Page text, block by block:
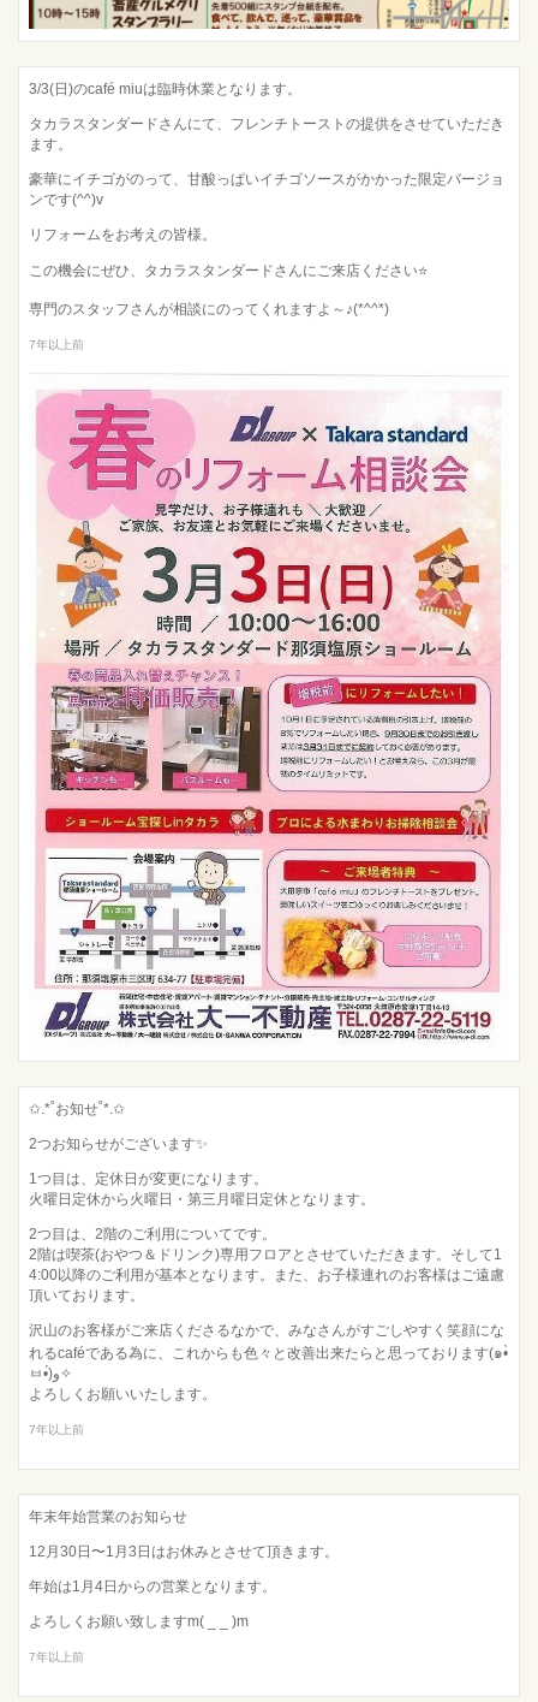
3/3(日)のcafé miuは臨時休業となります。
タカラスタンダードさんにて、フレンチトーストの提供をさせていただき
ます。
豪華にイチゴがのって、甘酸っぱいイチゴソースがかかった限定バージョ
ンです(^^)v
リフォームをお考えの皆様。
この機会にぜひ、タカラスタンダードさんにご来店ください⭐
専門のスタッフさんが相談にのってくれますよ～♪(*^^*)
7年以上前
✩.*˚お知せ˚*.✩
2つお知らせがございます✨
1つ目は、定休日が変更になります。
火曜日定休から火曜日・第三月曜日定休となります。
2つ目は、2階のご利用についてです。
2階は喫茶(おやつ＆ドリンク)専用フロアとさせていただきます。そして1
4:00以降のご利用が基本となります。また、お子様連れのお客様はご遠慮
頂いております。
沢山のお客様がご来店くださるなかで、みなさんがすごしやすく笑顔にな
れるcaféである為に、これからも色々と改善出来たらと思っております(๑•̀
ㅂ•́)و✧
よろしくお願いいたします。
7年以上前
年末年始営業のお知らせ
12月30日〜1月3日はお休みとさせて頂きます。
年始は1月4日からの営業となります。
よろしくお願い致しますm( _ _ )m
7年以上前